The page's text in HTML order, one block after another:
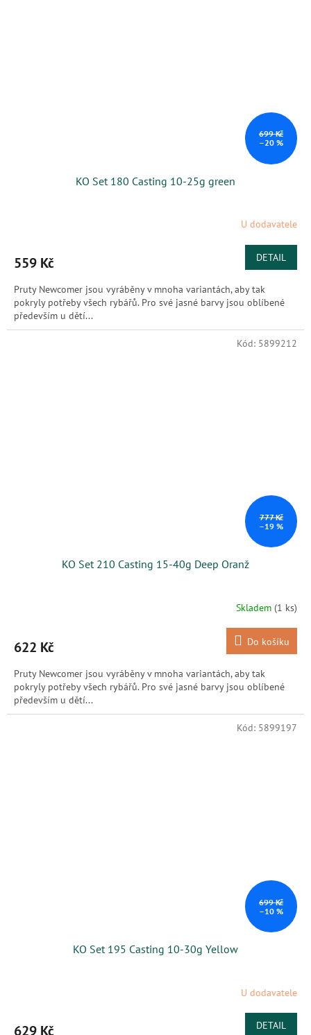
699 Kč
–20 %
KO Set 180 Casting 10-25g green
U dodavatele
559 Kč DETAIL
Pruty Newcomer jsou vyráběny v mnoha variantách, aby tak
pokryly potřeby všech rybářů. Pro své jasné barvy jsou oblíbené
především u dětí...
777 Kč
–19 %
KO Set 210 Casting 15-40g Deep Oranž
Skladem (1 ks)
622 Kč Do košíku
Pruty Newcomer jsou vyráběny v mnoha variantách, aby tak
pokryly potřeby všech rybářů. Pro své jasné barvy jsou oblíbené
především u dětí...
Kód: 5899212
699 Kč
–10 %
KO Set 195 Casting 10-30g Yellow
U dodavatele
629 Kč DETAIL
Kód: 5899197